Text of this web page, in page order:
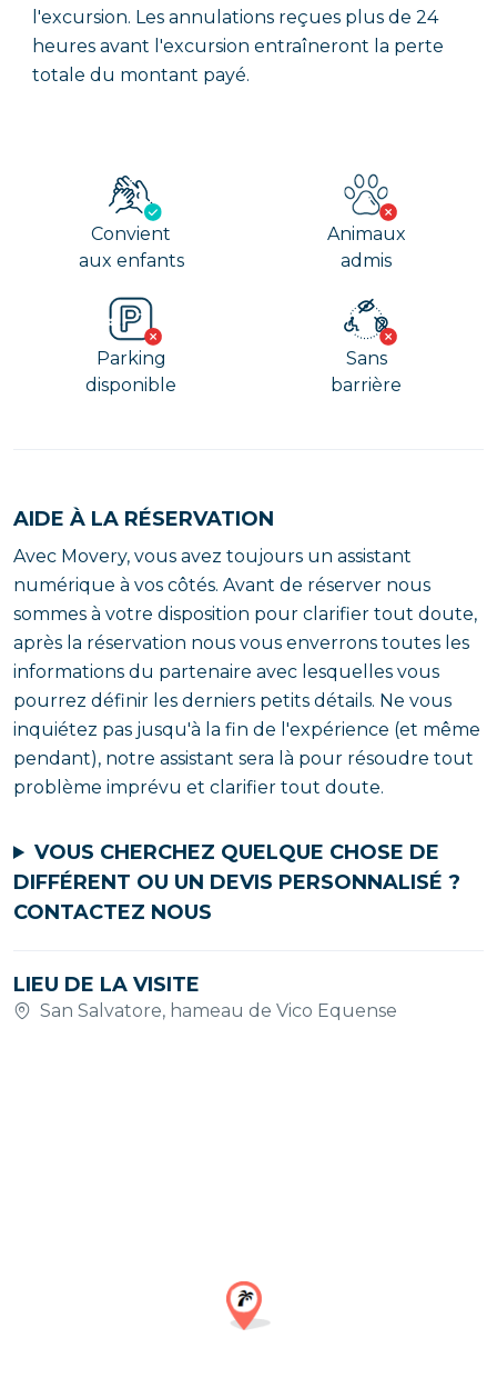
l'excursion. Les annulations reçues plus de 24
heures avant l'excursion entraîneront la perte
totale du montant payé.
Convient
aux enfants
Animaux
admis
Parking
disponible
Sans
barrière
AIDE À LA RÉSERVATION
Avec Movery, vous avez toujours un assistant
numérique à vos côtés. Avant de réserver nous
sommes à votre disposition pour clarifier tout doute,
après la réservation nous vous enverrons toutes les
informations du partenaire avec lesquelles vous
pourrez définir les derniers petits détails. Ne vous
inquiétez pas jusqu'à la fin de l'expérience (et même
pendant), notre assistant sera là pour résoudre tout
problème imprévu et clarifier tout doute.
VOUS CHERCHEZ QUELQUE CHOSE DE
DIFFÉRENT OU UN DEVIS PERSONNALISÉ ?
CONTACTEZ NOUS
LIEU DE LA VISITE
San Salvatore, hameau de Vico Equense